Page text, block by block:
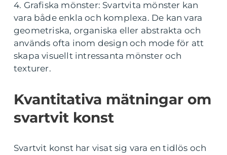
4. Grafiska mönster: Svartvita mönster kan
vara både enkla och komplexa. De kan vara
geometriska, organiska eller abstrakta och
används ofta inom design och mode för att
skapa visuellt intressanta mönster och
texturer.
Kvantitativa mätningar om
svartvit konst
Svartvit konst har visat sig vara en tidlös och